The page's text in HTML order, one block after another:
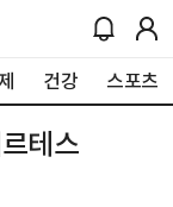
건강 스포츠
테스